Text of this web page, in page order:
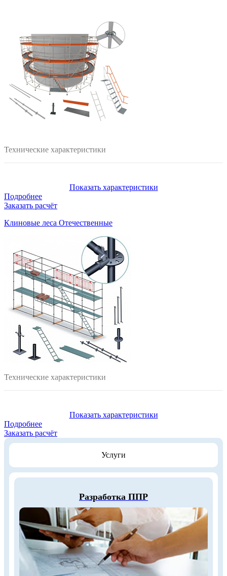
Технические характеристики
Несущая способность настила, кг/м2:
до 600
Шаг стоек по осям, м:
0,25 - 3
Диаметр труб, мм:
48х3,0
Материаль настилов и отбортовки:
Сталь
Покрытие несущих элементов:
Цинк
Показать характеристики
Подробнее
Заказать расчёт
Клиновые леса Отечественные
Технические характеристики
Высота рабочего яруса, м:
2,0
Шаг яруса, м:
1,0; 1,2; 1,5; 2,0; 2,5; 3,0
Диаметр труб, мм:
Нормативная поверхностная нагрузка, Па, кгс/м2:
Настилы:
дерево / металл
Показать характеристики
Подробнее
Заказать расчёт
Услуги
Разработка ППР